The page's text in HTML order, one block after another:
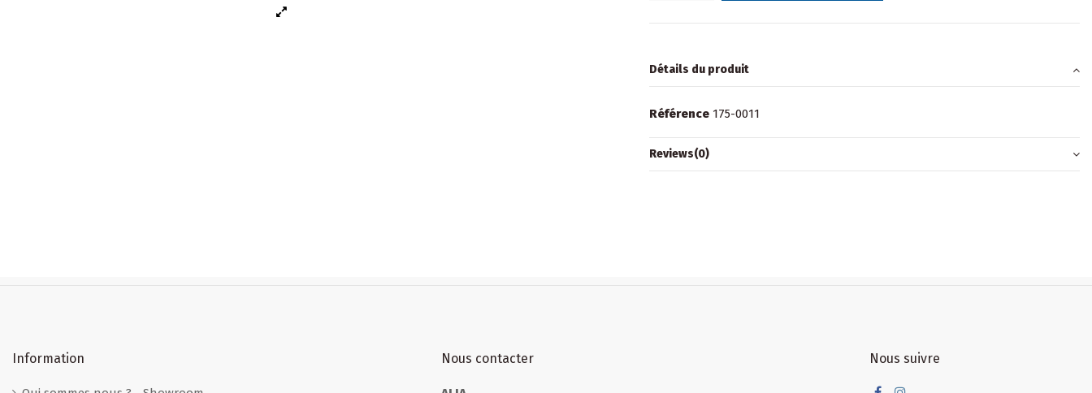
Détails du produit
Référence 175-0011
Reviews(0)
Information Nous contacter Nous suivre